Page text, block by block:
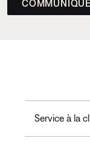
Service à la